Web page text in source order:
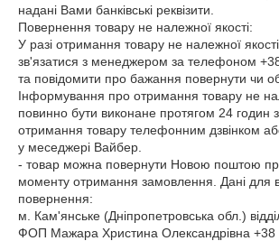
надані Вами банківські реквізити.
Повернення товару не належної якості:
У разі отримання товару не належної
зв'язатися з менеджером за телефоном
та повідомити про бажання повернути чи
Інформування про отримання товару не
повинно бути виконане протягом 24 годин
отримання товару телефонним дзвінком
у меседжері Вайбер.
- товар можна повернути Новою поштою
моменту отримання замовлення. Дані для
повернення:
м. Кам'янське (Дніпропетровська обл.)
ФОП Мажара Христина Олександрівна